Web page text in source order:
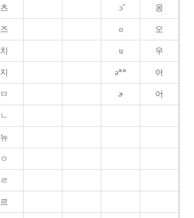
츠 ɔ̃ 옹
즈 o 오
치 u 우
지 ə** 어
ㅁ ɚ 어
ㄴ
뉴
ㅇ
ㄹ
르